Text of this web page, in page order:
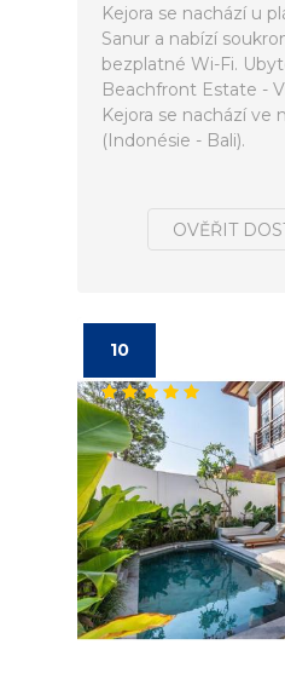
Kejora se nachází u
Sanur a nabízí
bezplatné Wi-Fi.
Beachfront Estate -
Kejora se nachází ve
(Indonésie - Bali).
OVĚŘIT
10